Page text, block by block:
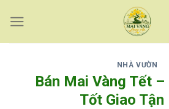
content
NHÀ VƯỜN
Bán Mai Vàng Tết –
Tốt Giao Tận